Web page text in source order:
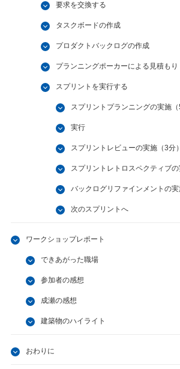
要求を交換する
タスクボードの作成
プロダクトバックログの作成
プランニングポーカーによる見積もり
スプリントを実行する
スプリントプランニングの実施（
実行
スプリントレビューの実施（3分）
スプリントレトロスペクティブの
バックログリファインメントの実
次のスプリントへ
ワークショップレポート
できあがった職場
参加者の感想
成瀬の感想
建築物のハイライト
おわりに